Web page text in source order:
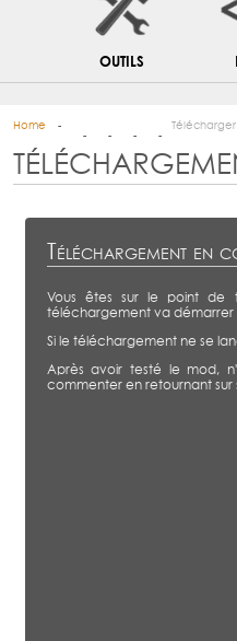
OUTILS
Home Télécharger
Téléchargement en
Vous êtes sur le point de
téléchargement va démarrer
Si le téléchargement ne se
Après avoir testé le mod,
commenter en retournant sur